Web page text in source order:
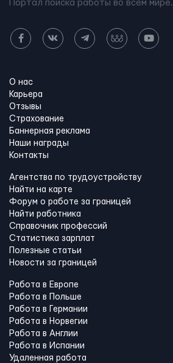
Портал поиска работы во всем мире.
О нас
Карьера
Отзывы
Страхование
Баннерная реклама
Наши награды
Контакты
Агентства по трудоустройству
Найти на карте
Форум о работе за границей
Найти работника
Справочник профессий
Статистика зарплат
Полезные статьи
Новости за границей
Работа в Европе
Работа в Польше
Работа в Германии
Работа в Норвегии
Работа в Англии
Работа в Испании
Удаленная работа